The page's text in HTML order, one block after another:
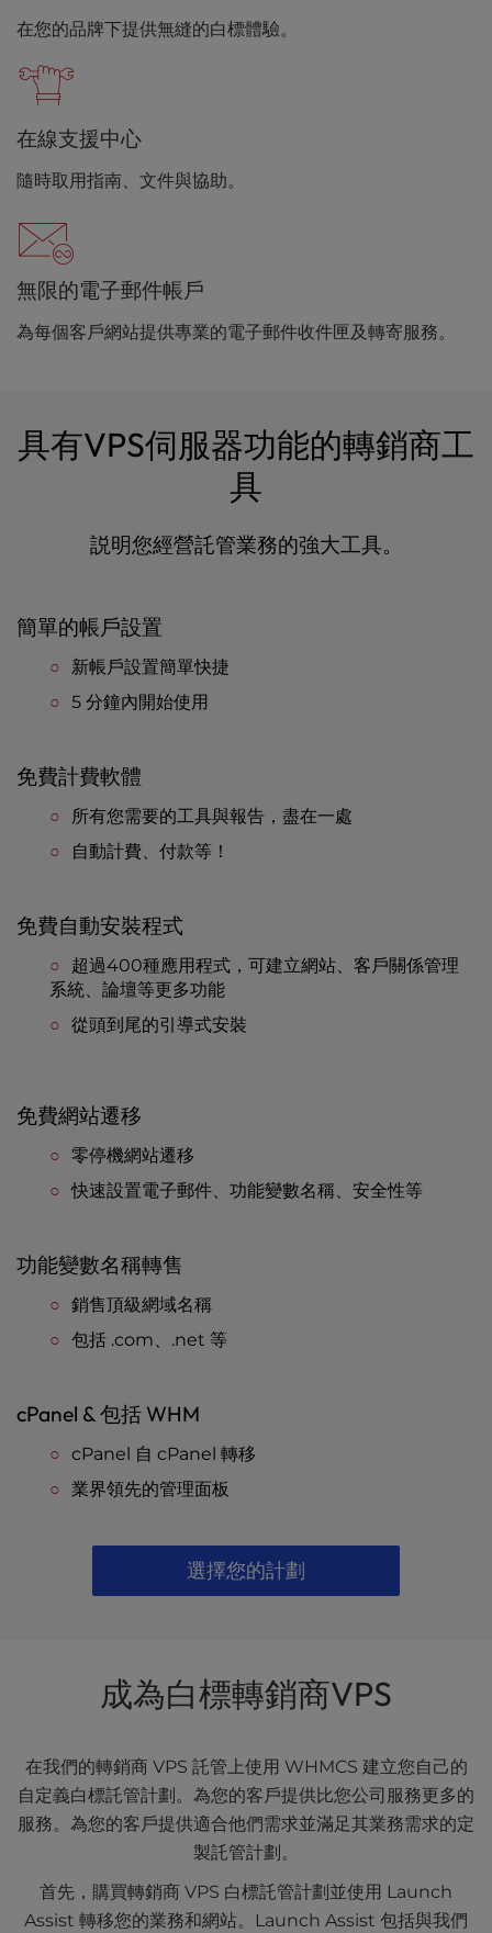
在您的品牌下提供無縫的白標體驗。
在線支援中心
隨時取用指南、文件與協助。
無限的電子郵件帳戶
為每個客戶網站提供專業的電子郵件收件匣及轉寄服務。
具有VPS伺服器功能的轉銷商工
具
説明您經營託管業務的強大工具。
簡單的帳戶設置
新帳戶設置簡單快捷
5 分鐘內開始使用
免費計費軟體
所有您需要的工具與報告，盡在一處
自動計費、付款等！
免費自動安裝程式
超過400種應用程式，可建立網站、客戶關係管理
系統、論壇等更多功能
從頭到尾的引導式安裝
免費網站遷移
零停機網站遷移
快速設置電子郵件、功能變數名稱、安全性等
功能變數名稱轉售
銷售頂級網域名稱
包括 .com、.net 等
cPanel & 包括 WHM
cPanel 自 cPanel 轉移
業界領先的管理面板
選擇您的計劃
成為白標轉銷商VPS
在我們的轉銷商 VPS 託管上使用 WHMCS 建立您自己的
自定義白標託管計劃。為您的客戶提供比您公司服務更多的
服務。為您的客戶提供適合他們需求並滿足其業務需求的定
製託管計劃。
首先，購買轉銷商 VPS 白標託管計劃並使用 Launch
Assist 轉移您的業務和網站。Launch Assist 包括與我們